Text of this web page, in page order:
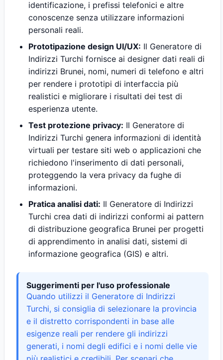
identificazione, i prefissi telefonici e altre
conoscenze senza utilizzare informazioni
personali reali.
Prototipazione design UI/UX: Il Generatore di
Indirizzi Turchi fornisce ai designer dati reali di
indirizzi Brunei, nomi, numeri di telefono e altri
per rendere i prototipi di interfaccia più
realistici e migliorare i risultati dei test di
esperienza utente.
Test protezione privacy: Il Generatore di
Indirizzi Turchi genera informazioni di identità
virtuali per testare siti web o applicazioni che
richiedono l'inserimento di dati personali,
proteggendo la vera privacy da fughe di
informazioni.
Pratica analisi dati: Il Generatore di Indirizzi
Turchi crea dati di indirizzi conformi ai pattern
di distribuzione geografica Brunei per progetti
di apprendimento in analisi dati, sistemi di
informazione geografica (GIS) e altri.
Suggerimenti per l'uso professionale
Quando utilizzi il Generatore di Indirizzi
Turchi, si consiglia di selezionare la provincia
e il distretto corrispondenti in base alle
esigenze reali per rendere gli indirizzi
generati, i nomi degli edifici e i nomi delle vie